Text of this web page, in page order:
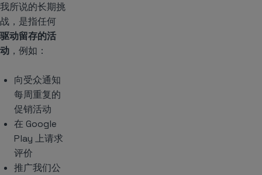
我所说的长期挑
战，是指任何
驱动留存的活
动 ，例如：
向受众通知
每周重复的
促销活动
在 Google
Play 上请求
评价
推广我们公